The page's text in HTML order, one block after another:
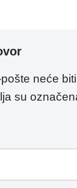
neće
su